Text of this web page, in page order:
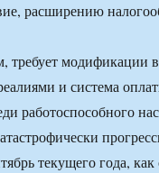
расширению
требует модификации
и система
работоспособного
текущего года,